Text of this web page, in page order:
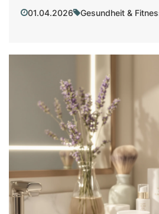
01.04.2026 Gesundheit &